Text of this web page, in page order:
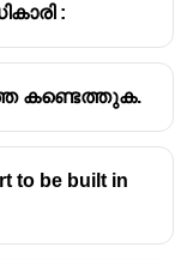
:
കണ്ടെത്തുക.
to be built in